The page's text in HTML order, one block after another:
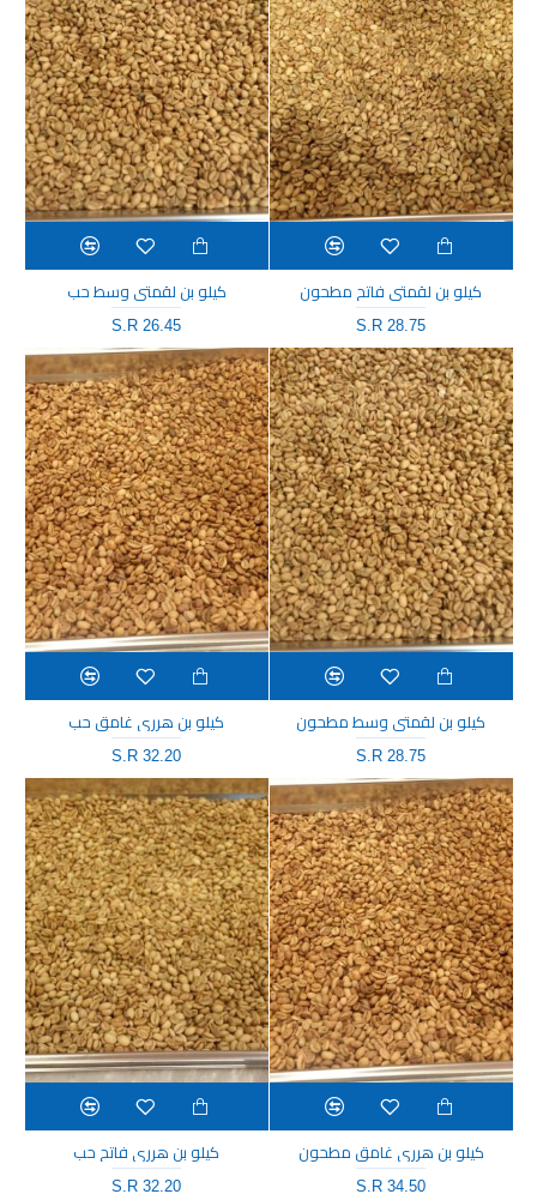
كيلو بن لقمتي فاتح مطحون
S.R 28.75
كيلو بن لقمتي وسط حب
S.R 26.45
كيلو بن لقمتي وسط مطحون
S.R 28.75
كيلو بن هرري غامق حب
S.R 32.20
كيلو بن هرري غامق مطحون
S.R 34.50
كيلو بن هرري فاتح حب
S.R 32.20